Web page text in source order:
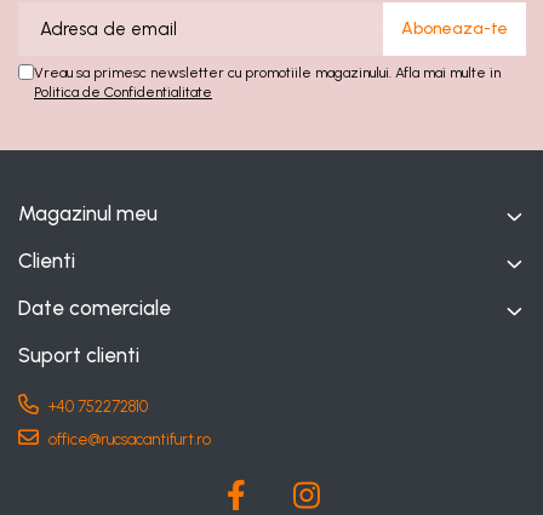
Vreau sa primesc newsletter cu promotiile magazinului. Afla mai multe in
Politica de Confidentialitate
Magazinul meu
Clienti
Date comerciale
Suport clienti
+40 752272810
office@rucsacantifurt.ro